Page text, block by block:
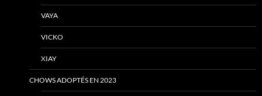
VAYA
VICKO
XIAY
CHOWS ADOPTÉS EN 2023